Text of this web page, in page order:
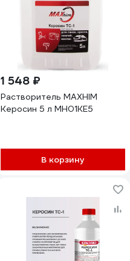
1 548 ₽
Растворитель MAXHIM
Керосин 5 л MH01KE5
В корзину